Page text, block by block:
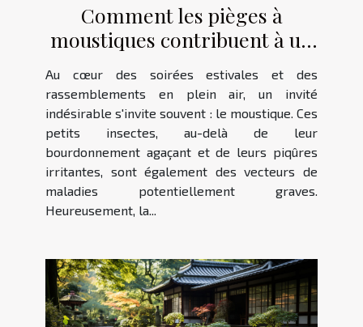
Comment les pièges à
moustiques contribuent à un
environnement extérieur
plus sain
Au cœur des soirées estivales et des
rassemblements en plein air, un invité
indésirable s'invite souvent : le moustique. Ces
petits insectes, au-delà de leur
bourdonnement agaçant et de leurs piqûres
irritantes, sont également des vecteurs de
maladies potentiellement graves.
Heureusement, la...